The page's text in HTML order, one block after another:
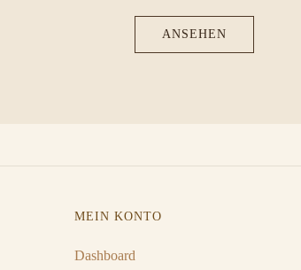
ANSEHEN
MEIN KONTO
Dashboard